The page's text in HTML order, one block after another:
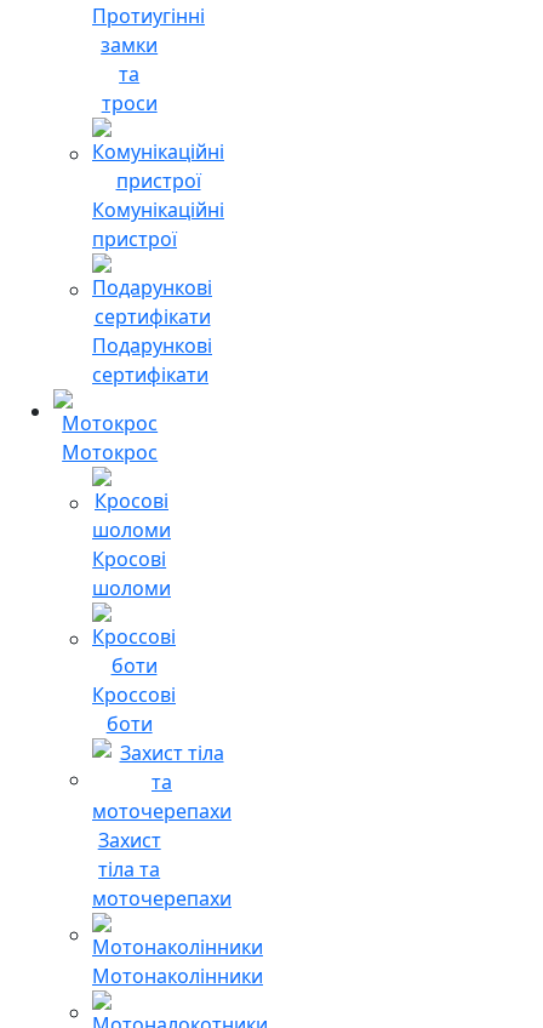
Протиугінні
замки
та
троси
Комунікаційні
пристрої
Подарункові
сертифікати
Мотокрос
Кросові
шоломи
Кроссові
боти
Захист
тіла та
моточерепахи
Мотонаколінники